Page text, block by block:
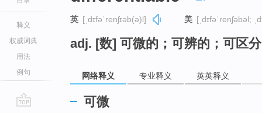
释义
权威词典
用法
例句
英 [ˌdɪfəˈrenʃɪəb(ə)l] 美 [ˌdɪfəˈrenʃəbəl;
adj. [数] 可微的；可辨的；可区
网络释义 专业释义 英英释义
可微